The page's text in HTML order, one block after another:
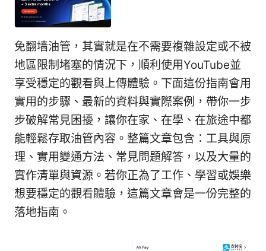
免翻墙油管，其實就是在不需要複雜設定或不被
地區限制堵塞的情況下，順利使用YouTube並
享受穩定的觀看與上傳體驗。下面這份指南會用
實用的步驟、最新的資料與實際案例，帶你一步
步破解常見困擾，讓你在家、在學、在旅途中都
能輕鬆存取油管內容。整篇文章包含：工具與原
理、實用變通方法、常見問題解答，以及大量的
實作清單與資源。若你正為了工作、學習或娛樂
想要穩定的觀看體驗，這篇文章會是一份完整的
落地指南。